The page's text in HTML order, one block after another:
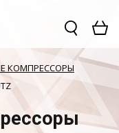
КОМПРЕССОРЫ